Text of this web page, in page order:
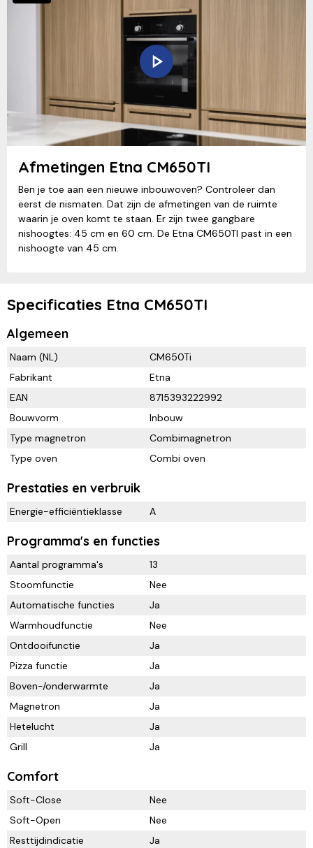
Afmetingen Etna CM650TI
Ben je toe aan een nieuwe inbouwoven? Controleer dan
eerst de nismaten. Dat zijn de afmetingen van de ruimte
waarin je oven komt te staan. Er zijn twee gangbare
nishoogtes: 45 cm en 60 cm. De Etna CM650TI past in een
nishoogte van 45 cm.
Specificaties Etna CM650TI
Algemeen
Naam (NL)
CM650Ti
Fabrikant
Etna
EAN
8715393222992
Bouwvorm
Inbouw
Type magnetron
Combimagnetron
Type oven
Combi oven
Prestaties en verbruik
Energie-efficiëntieklasse A
Programma's en functies
Aantal programma's
13
Stoomfunctie
Nee
Automatische functies
Ja
Warmhoudfunctie
Nee
Ontdooifunctie
Ja
Pizza functie
Ja
Boven-/onderwarmte
Ja
Magnetron
Ja
Hetelucht
Ja
Grill
Ja
Comfort
Soft-Close
Nee
Soft-Open
Nee
Resttijdindicatie
Ja